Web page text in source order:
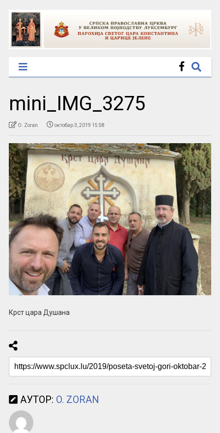
mini_IMG_3275
O. Zoran октобар 3, 2019 15:58
Крст цара Душана
АУТОР: O. ZORAN